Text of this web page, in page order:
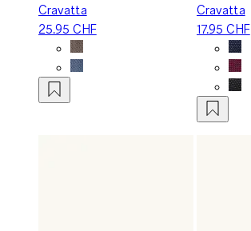
Cravatta
25.95 CHF
Cravatta
17.95 CHF